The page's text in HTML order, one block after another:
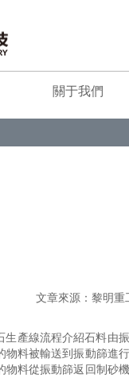
關于我們
文章來源：黎
生產線流程介紹石料由
物料被輸送到振動篩進
物料從振動篩返回制砂